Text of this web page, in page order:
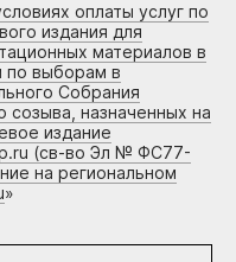
оплаты услуг по
издания для
материалов в
по выборам в
Собрания
созыва, назначенных на
издание
(св-во Эл № ФС77-
на региональном
»